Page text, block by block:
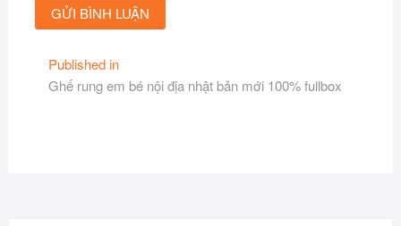
Điều
hướng
Published in
Ghế rung em bé nội địa nhật bản mới 100% fullbox